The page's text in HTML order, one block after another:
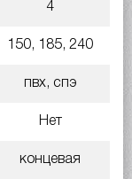
4
150, 185, 240
пвх, спэ
Нет
концевая